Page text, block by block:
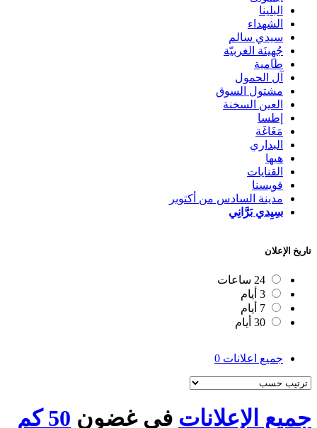
البلينا
الشهداء
سيدي سالم
جُهِينَة الغربيّة
طامية
آل الحمول
مشتول السوق
العين السخنة
إطسا
مَغَاغَة
البداري
هيها
القنايات
قويسنا
مدينة السادس من أكتوبر
سِيِدي بَرَّانِي
تاريخ الإعلان
24 ساعات
3 أيام
7 أيام
30 أيام
جميع اعلانات 0
جميع الإعلانات في غضون
50 كم